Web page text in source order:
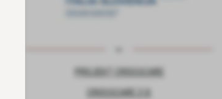
PROJEKT CROSSCARE
CROSSCARE 2.0